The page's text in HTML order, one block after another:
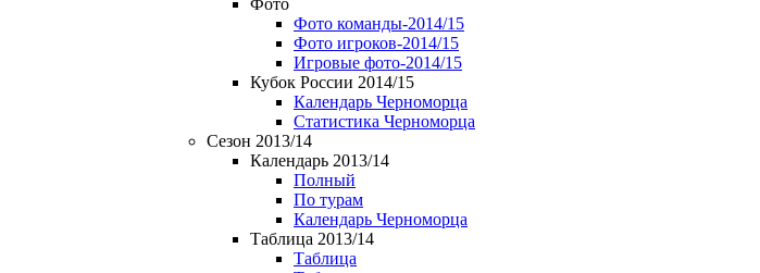
Фото
Фото команды-2014/15
Фото игроков-2014/15
Игровые фото-2014/15
Кубок России 2014/15
Календарь Черноморца
Статистика Черноморца
Сезон 2013/14
Календарь 2013/14
Полный
По турам
Календарь Черноморца
Таблица 2013/14
Таблица